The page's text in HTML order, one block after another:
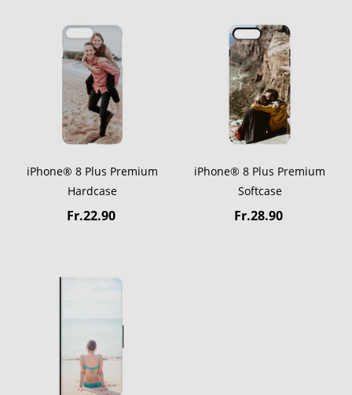
iPhone® 8 Plus Premium
Hardcase
Fr.22.90
iPhone® 8 Plus Premium
Softcase
Fr.28.90